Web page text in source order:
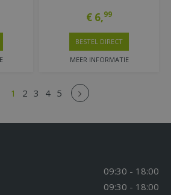
€ 6,99
MEER INFORMATIE
BESTEL DIRECT
1 2 3 4 5
09:30 - 18:00
09:30 - 18:00